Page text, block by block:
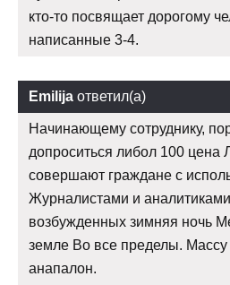
кто-то посвящает дорогому
написанные 3-4.
Emilija ответил(а)
Начинающему сотруднику,
допроситься либол 100 цена
совершают граждане с
Журналистами и
возбужденных зимняя ночь
земле Во все пределы.
анапалон.